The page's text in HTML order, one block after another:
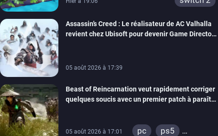
Assassin’s Creed : Le réalisateur de AC Valhalla
revient chez Ubisoft pour devenir Game Director
05 août 2026 à 17:39
Beast of Reincarnation veut rapidement corriger
quelques soucis avec un premier patch à paraître
05 août 2026 à 17:01 pc
ps5